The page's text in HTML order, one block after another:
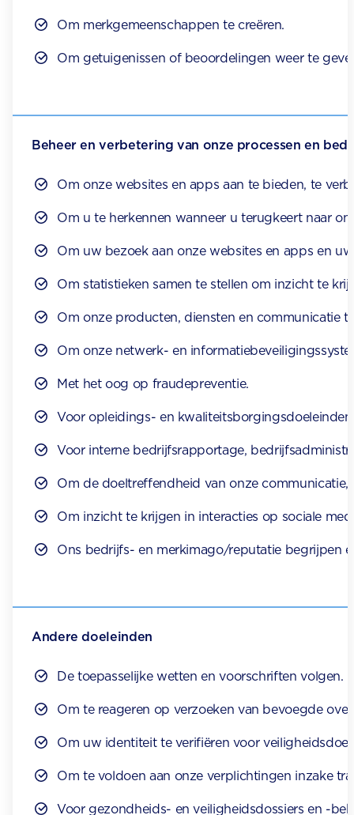
Om merkgemeenschappen te creëren.
Om getuigenissen of beoordelingen weer te
Beheer en verbetering van onze processen en
Om onze websites en apps aan te bieden, te
Om u te herkennen wanneer u terugkeert naar
Om uw bezoek aan onze websites en apps en
Om statistieken samen te stellen om inzicht te
Om onze producten, diensten en communicatie
Om onze netwerk- en
Met het oog op fraudepreventie.
Voor opleidings- en
Voor interne bedrijfsrapportage,
Om de doeltreffendheid van onze
Om inzicht te krijgen in interacties op sociale
Ons bedrijfs- en merkimago/reputatie begrijpen
Andere doeleinden
De toepasselijke wetten en voorschriften volgen.
Om te reageren op verzoeken van bevoegde
Om uw identiteit te verifiëren voor
Om te voldoen aan onze verplichtingen inzake
Voor gezondheids- en veiligheidsdossiers en -